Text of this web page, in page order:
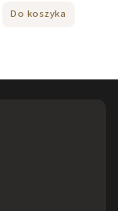
Do koszyka